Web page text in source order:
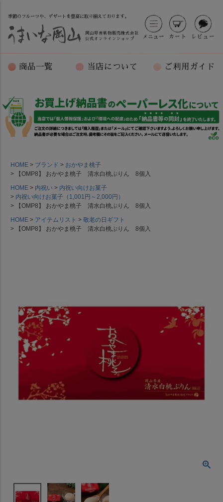
季節のフルーツや、デザートを豊富に取り揃えております。
岡山県青果物販売株式会社
公式オンラインショップ
メニュー カート レビュー
商品一覧 当店について ご利用ガイド
HOME ブランド
おかやま桃子
【OMP8】 おかやま桃子 清水白桃ぷりん 8個入
HOME
内祝い
内祝い向けお菓子
内祝い向けお菓子（1,001円～2,000円）
【OMP8】 おかやま桃子 清水白桃ぷりん 8個入
HOME
アイテムリスト
敬老の日ギフト
【OMP8】 おかやま桃子 清水白桃ぷりん 8個入